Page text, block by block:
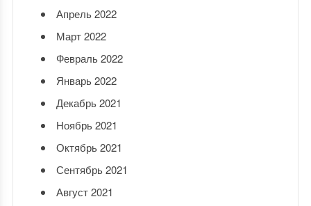
Апрель 2022
Март 2022
Февраль 2022
Январь 2022
Декабрь 2021
Ноябрь 2021
Октябрь 2021
Сентябрь 2021
Август 2021